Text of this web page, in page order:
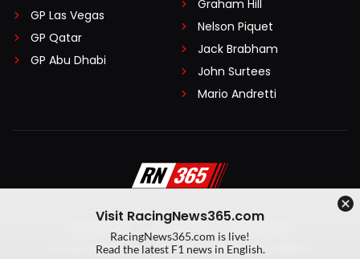
GP Las Vegas
GP Qatar
GP Abu Dhabi
Graham Hill
Nelson Piquet
Jack Brabham
John Surtees
Mario Andretti
Algemene voorwaarden
Privacy Policy
Created by On Your Marks
Visit RacingNews365.com
RacingNews365.com is live!
Read the latest F1 news in English.